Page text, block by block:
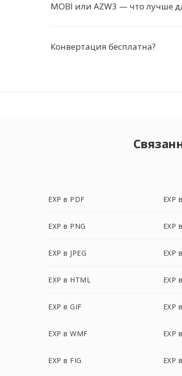
MOBI или AZW3 — что лучше
Конвертация бесплатна?
EXP в PDF EXP
EXP в PNG EXP
EXP в JPEG EXP
EXP в HTML EXP
EXP в GIF EXP
EXP в WMF EXP
EXP в FIG EXP